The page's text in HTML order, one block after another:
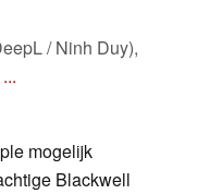
/ Ninh Duy),
...
mogelijk
Blackwell